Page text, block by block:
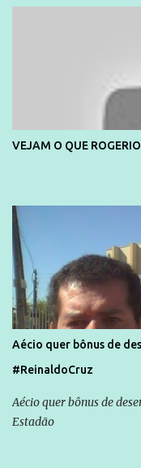
VEJAM O QUE
Aécio quer bônus de
#ReinaldoCruz
Aécio quer bônus de
Estadão